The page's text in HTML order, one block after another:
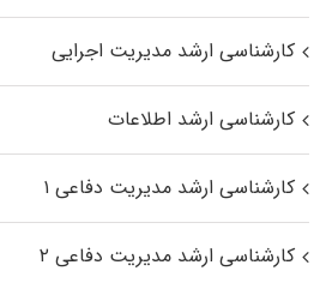
کارشناسی ارشد مدیریت اجرایی
کارشناسی ارشد اطلاعات
کارشناسی ارشد مدیریت دفاعی ۱
کارشناسی ارشد مدیریت دفاعی ۲